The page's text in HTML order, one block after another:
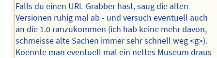
Falls du einen URL-Grabber hast, saug die alten
Versionen ruhig mal ab - und versuch eventuell auch
an die 1.0 ranzukommen (ich hab keine mehr davon,
schmeisse alte Sachen immer sehr schnell weg <g>).
Koennte man eventuell mal ein nettes Museum draus